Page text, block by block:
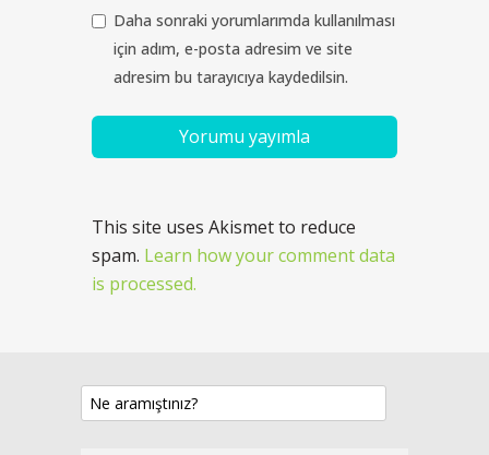
Daha sonraki yorumlarımda kullanılması
için adım, e-posta adresim ve site
adresim bu tarayıcıya kaydedilsin.
This site uses Akismet to reduce
spam. Learn how your comment data
is processed.